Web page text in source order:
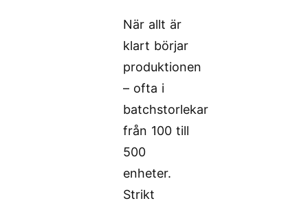
När allt är
klart börjar
produktionen
– ofta i
batchstorlekar
från 100 till
500
enheter.
Strikt